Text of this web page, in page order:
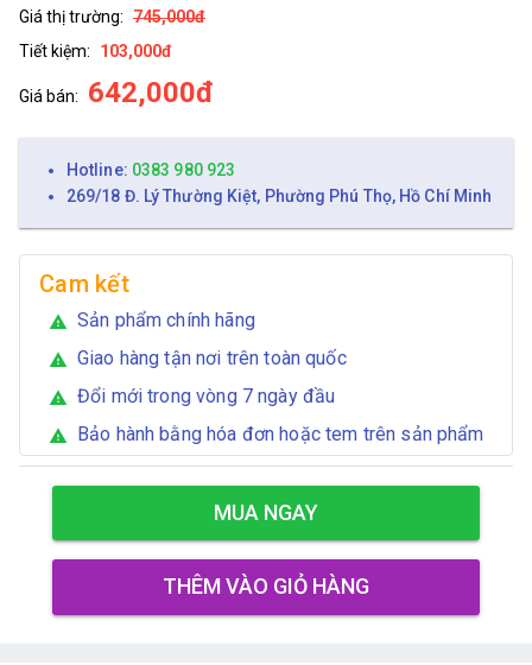
Giá thị trường: 745,000đ
Tiết kiệm:
103,000đ
Giá bán: 642,000đ
Hotline: 0383 980 923
269/18 Đ. Lý Thường Kiệt, Phường Phú Thọ, Hồ Chí Minh
Cam kết
warning Sản phẩm chính hãng
warning Giao hàng tận nơi trên toàn quốc
warning Đổi mới trong vòng 7 ngày đầu
warning Bảo hành bằng hóa đơn hoặc tem trên sản phẩm
MUA NGAY
THÊM VÀO GIỎ HÀNG